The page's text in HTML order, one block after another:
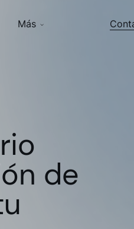
Más
de